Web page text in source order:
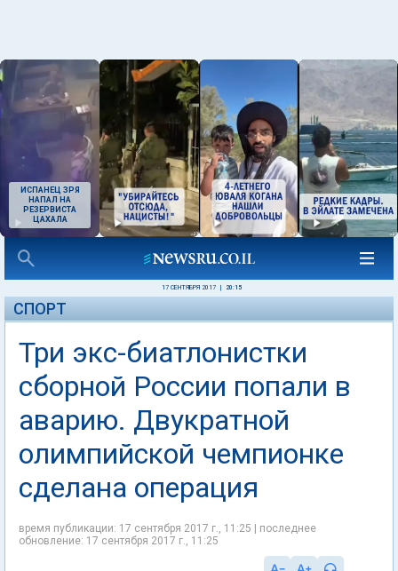
ИСПАНЕЦ ЗРЯ
НАПАЛ НА
РЕЗЕРВИСТА
ЦАХАЛА
17 СЕНТЯБРЯ 2017 20:15
СПОРТ
Три экс-биатлонистки
сборной России попали в
аварию. Двукратной
олимпийской чемпионке
сделана операция
время публикации: 17 сентября 2017 г., 11:25 | последнее
обновление: 17 сентября 2017 г., 11:25